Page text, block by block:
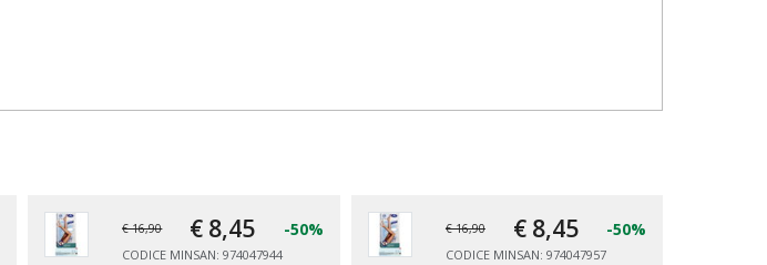
€ 16,90 € 8,45 -50%
CODICE MINSAN: 974047944
€ 16,90 € 8,45 -50%
CODICE MINSAN: 974047957